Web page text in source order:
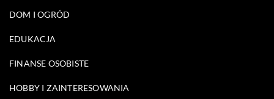
DOM I OGRÓD
EDUKACJA
FINANSE OSOBISTE
HOBBY I ZAINTERESOWANIA